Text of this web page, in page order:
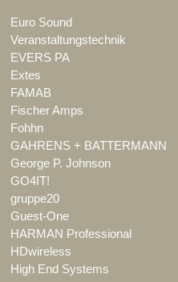
Euro Sound
Veranstaltungstechnik
EVERS PA
Extes
FAMAB
Fischer Amps
Fohhn
GAHRENS + BATTERMANN
George P. Johnson
GO4IT!
gruppe20
Guest-One
HARMAN Professional
HDwireless
High End Systems